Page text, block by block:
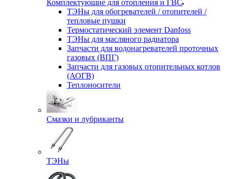
Комплектующие для отопления и ГВС
ТЭНы для обогревателей / отопителей /
тепловые пушки
Термостатический элемент Danfoss
ТЭНы для масляного радиатора
Запчасти для водонагревателей проточных
газовых (ВПГ)
Запчасти для газовых отопительных котлов
(АОГВ)
Теплоносители
Смазки и лубриканты
ТЭНы